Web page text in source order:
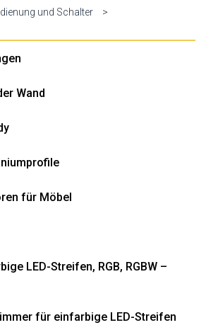
und Schalter
>
Wand
für Möbel
LED-Streifen, RGB, RGBW –
für einfarbige LED-Streifen